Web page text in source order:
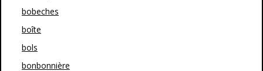
bobeches
boîte
bols
bonbonnière